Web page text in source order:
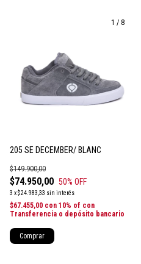
1 / 8
205 SE DECEMBER/ BLANC
$74.950,00
$149.900,00
50% OFF
3 x$24.983,33 sin interés
$67.455,00 con 10% of con
Transferencia o depósito bancario
Comprar